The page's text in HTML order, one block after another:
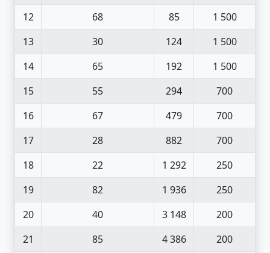
12
68 85
1 500
13
30 124
1 500
14
65 192
1 500
15
55 294
700
16
67 479
700
17
28 882
700
18
22 1 292
250
19
82 1 936
250
20
40 3 148
200
21
85 4 386
200